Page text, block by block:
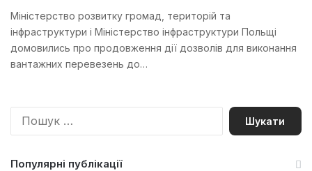
Міністерство розвитку громад, територій та
інфраструктури і Міністерство інфраструктури Польщі
домовились про продовження дії дозволів для виконання
вантажних перевезень до…
П
Популярні публікації